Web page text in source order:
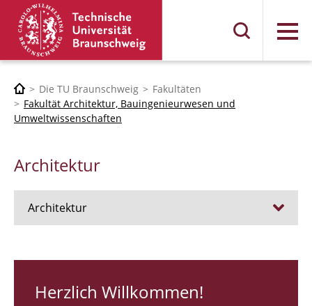
Menü
Die TU Braunschweig
Fakultäten
Fakultät Architektur, Bauingenieurwesen und
Umweltwissenschaften
Architektur
Architektur
RUNDGANG 26
Herzlich Willkommen!